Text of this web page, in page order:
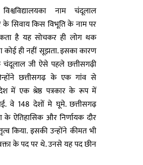
विश्वविद्यालयका नाम चंदूलाल
किस विभूति के नाम पर
है यह सोचकर ही लोग थक
कोई ही नहीं सूझता. इसका कारण
जी ऐसे पहले छत्तीसगढ़ी
छत्तीसगढ़ के एक गांव से
में एक श्रेष्ठ पत्रकार के रूप में
वे 148 देशों मे घूमे. छत्तीसगढ़
के ऐतिहासिक और निर्णायक दौर
किया. इसकी उन्होंने कीमत भी
के पद पर थे. उनसे यह पद छीन